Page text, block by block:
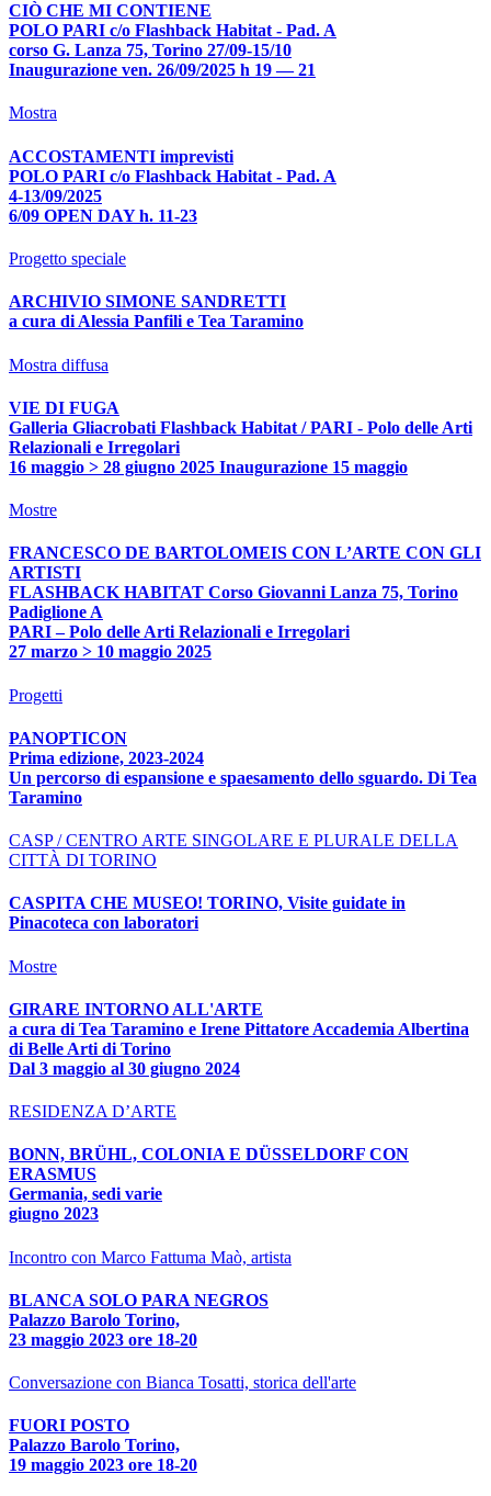
CIÒ CHE MI CONTIENE
POLO PARI c/o Flashback Habitat - Pad. A
corso G. Lanza 75, Torino 27/09-15/10
Inaugurazione ven. 26/09/2025 h 19 — 21
Mostra
ACCOSTAMENTI imprevisti
POLO PARI c/o Flashback Habitat - Pad. A
4-13/09/2025
6/09 OPEN DAY h. 11-23
Progetto speciale
ARCHIVIO SIMONE SANDRETTI
a cura di Alessia Panfili e Tea Taramino
Mostra diffusa
VIE DI FUGA
Galleria Gliacrobati Flashback Habitat / PARI - Polo delle Arti
Relazionali e Irregolari
16 maggio > 28 giugno 2025 Inaugurazione 15 maggio
Mostre
FRANCESCO DE BARTOLOMEIS CON L’ARTE CON GLI
ARTISTI
FLASHBACK HABITAT Corso Giovanni Lanza 75, Torino
Padiglione A
PARI – Polo delle Arti Relazionali e Irregolari
27 marzo > 10 maggio 2025
Progetti
PANOPTICON
Prima edizione, 2023-2024
Un percorso di espansione e spaesamento dello sguardo. Di Tea
Taramino
CASP / CENTRO ARTE SINGOLARE E PLURALE DELLA
CITTÀ DI TORINO
CASPITA CHE MUSEO! TORINO, Visite guidate in
Pinacoteca con laboratori
Mostre
GIRARE INTORNO ALL'ARTE
a cura di Tea Taramino e Irene Pittatore Accademia Albertina
di Belle Arti di Torino
Dal 3 maggio al 30 giugno 2024
RESIDENZA D’ARTE
BONN, BRÜHL, COLONIA E DÜSSELDORF CON
ERASMUS
Germania, sedi varie
giugno 2023
Incontro con Marco Fattuma Maò, artista
BLANCA SOLO PARA NEGROS
Palazzo Barolo Torino,
23 maggio 2023 ore 18-20
Conversazione con Bianca Tosatti, storica dell'arte
FUORI POSTO
Palazzo Barolo Torino,
19 maggio 2023 ore 18-20